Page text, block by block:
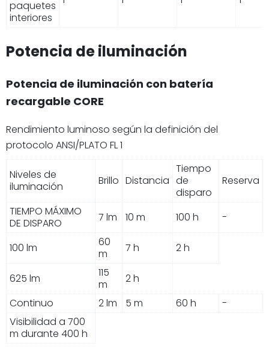
paquetes
interiores
Potencia de iluminación
Potencia de iluminación con batería
recargable CORE
Rendimiento luminoso según la definición del
protocolo ANSI/PLATO FL 1
Niveles de
iluminación
Brillo Distancia
Tiempo
de
disparo
Reserva
TIEMPO MÁXIMO
DE DISPARO
7 lm 10 m 100 h -
100 lm
60
m
7 h 2 h
625 lm
115
m
2 h
Continuo
2 lm 5 m 60 h
-
Visibilidad a 700
m durante 400 h